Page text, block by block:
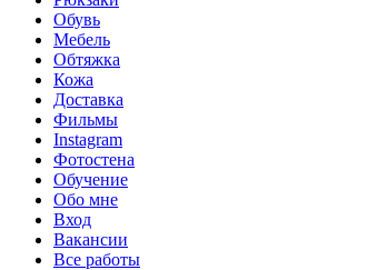
Обувь
Мебель
Обтяжка
Кожа
Доставка
Фильмы
Instagram
Фотостена
Обучение
Обо мне
Вход
Вакансии
Все работы